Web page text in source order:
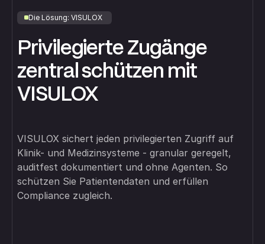
Die Lösung: VISULOX
Privilegierte Zugänge
zentral schützen mit
VISULOX
VISULOX sichert jeden privilegierten Zugriff auf
Klinik- und Medizinsysteme - granular geregelt,
auditfest dokumentiert und ohne Agenten. So
schützen Sie Patientendaten und erfüllen
Compliance zugleich.